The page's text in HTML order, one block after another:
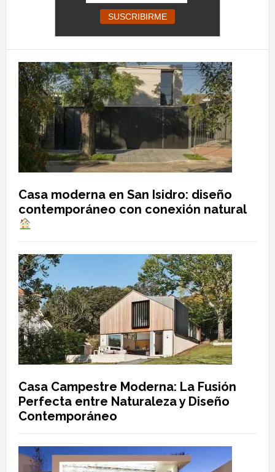
Casa moderna en San Isidro: diseño
contemporáneo con conexión natural
Casa Campestre Moderna: La Fusión
Perfecta entre Naturaleza y Diseño
Contemporáneo